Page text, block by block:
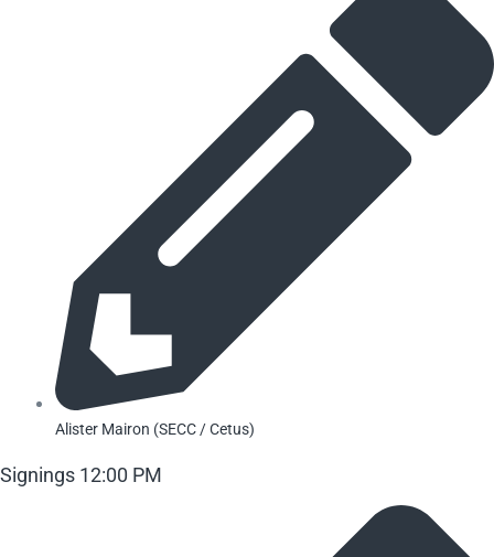
Alister Mairon (SECC / Cetus)
Signings 12:00 PM